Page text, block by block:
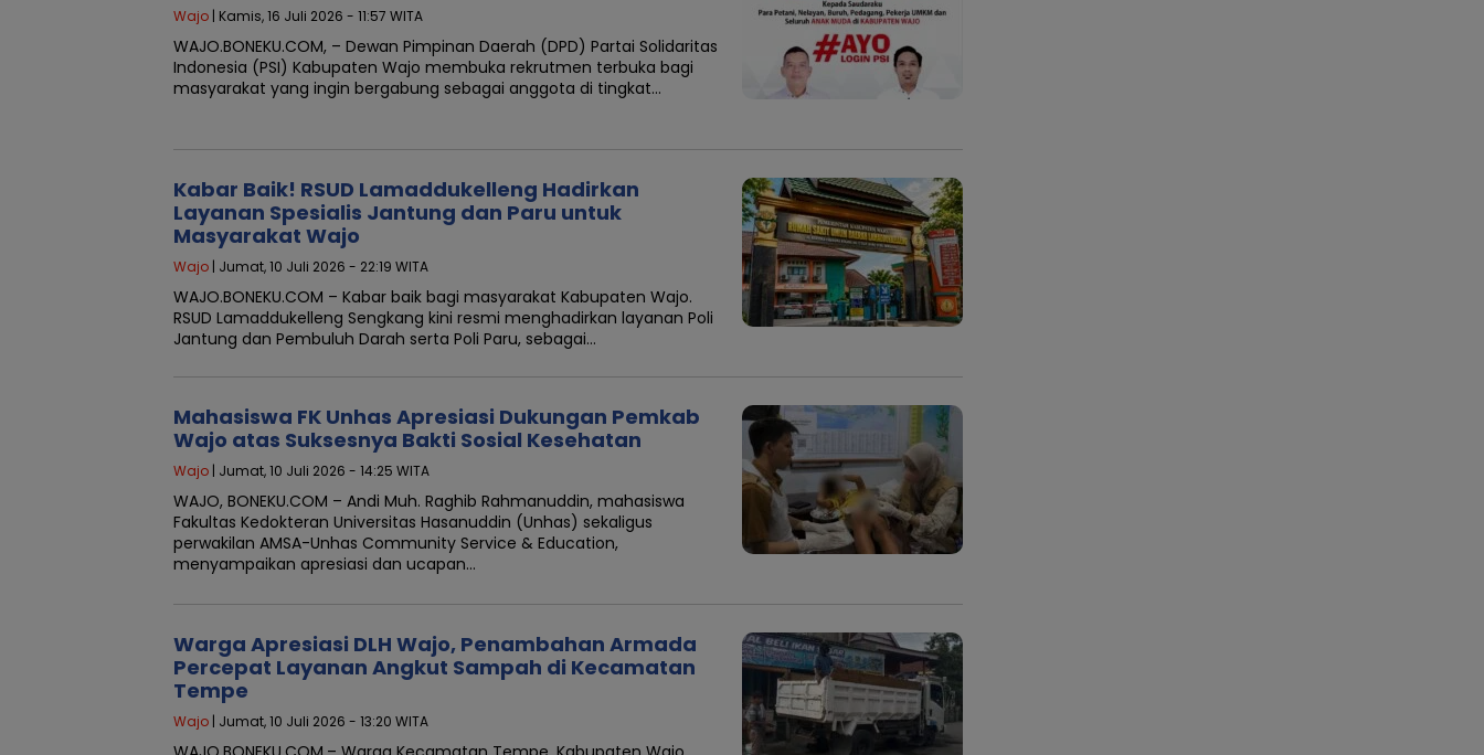
Wajo | Kamis, 16 Juli 2026 - 11:57 WITA
WAJO.BONEKU.COM, – Dewan Pimpinan Daerah (DPD) Partai Solidaritas
Indonesia (PSI) Kabupaten Wajo membuka rekrutmen terbuka bagi
masyarakat yang ingin bergabung sebagai anggota di tingkat…
Kabar Baik! RSUD Lamaddukelleng Hadirkan
Layanan Spesialis Jantung dan Paru untuk
Masyarakat Wajo
Wajo | Jumat, 10 Juli 2026 - 22:19 WITA
WAJO.BONEKU.COM – Kabar baik bagi masyarakat Kabupaten Wajo.
RSUD Lamaddukelleng Sengkang kini resmi menghadirkan layanan Poli
Jantung dan Pembuluh Darah serta Poli Paru, sebagai…
Mahasiswa FK Unhas Apresiasi Dukungan Pemkab
Wajo atas Suksesnya Bakti Sosial Kesehatan
Wajo | Jumat, 10 Juli 2026 - 14:25 WITA
WAJO, BONEKU.COM – Andi Muh. Raghib Rahmanuddin, mahasiswa
Fakultas Kedokteran Universitas Hasanuddin (Unhas) sekaligus
perwakilan AMSA-Unhas Community Service & Education,
menyampaikan apresiasi dan ucapan…
Warga Apresiasi DLH Wajo, Penambahan Armada
Percepat Layanan Angkut Sampah di Kecamatan
Tempe
Wajo | Jumat, 10 Juli 2026 - 13:20 WITA